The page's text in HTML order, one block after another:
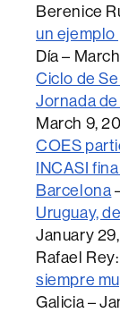
Berenice
un
Día –
Ciclo de
Jornada
March 9,
COES
INCASI
Barcelona
Uruguay,
January
Rafael
siempre
Galicia –